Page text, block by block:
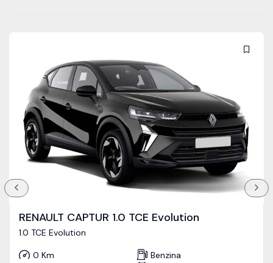
RENAULT CAPTUR 1.0 TCE Evolution
1.0 TCE Evolution
0 Km
Benzina